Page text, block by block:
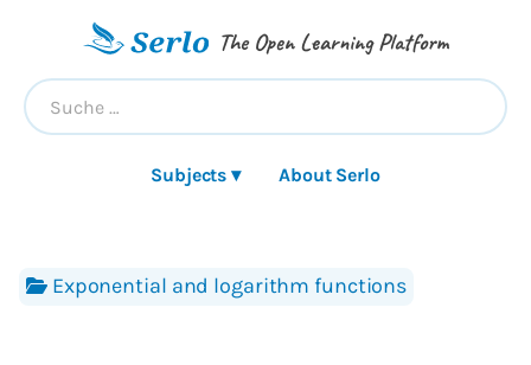
The Open Learning Platform
Subjects ▾ About Serlo
Exponential and logarithm functions